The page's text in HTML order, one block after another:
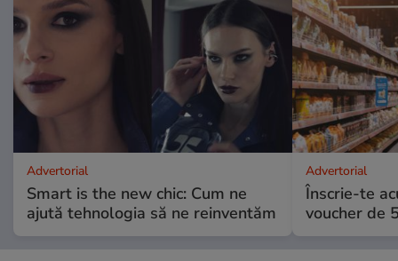
Advertorial
Smart is the new chic: Cum ne
ajută tehnologia să ne reinventăm
Advertorial
Înscrie-te
voucher de